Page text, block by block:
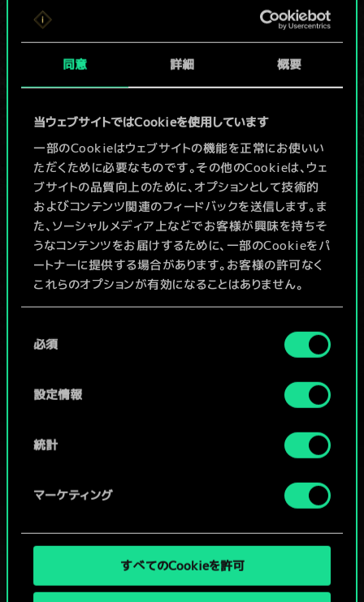
同意 詳細 概要
当ウェブサイトではCookieを使用しています
一部のCookieはウェブサイトの機能を正常にお使いい
ただくために必要なものです。その他のCookieは、ウェ
ブサイトの品質向上のために、オプションとして技術的
およびコンテンツ関連のフィードバックを送信します。ま
た、ソーシャルメディア上などでお客様が興味を持ちそ
うなコンテンツをお届けするために、一部のCookieをパ
ートナーに提供する場合があります。お客様の許可なく
これらのオプションが有効になることはありません。
詳細は、下記の「設定」メニューでご確認ください。
必須
設定情報
統計
マーケティング
すべてのCookieを許可
か共有デッキがあ
りませんが、
続々追加中！
デッキ名入力＆ガイドを作成
デッキを編集
/